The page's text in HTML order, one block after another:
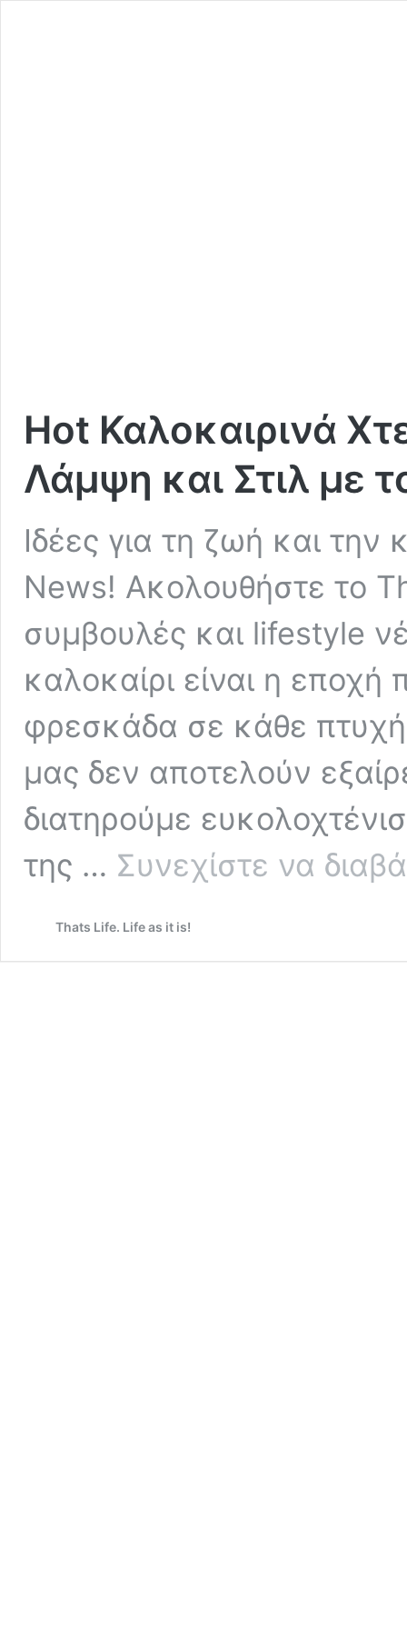
Hot Καλοκαιρινά
Λάμψη και Στιλ με
Ιδέες για τη ζωή και
News! Ακολουθήστε το
συμβουλές και lifestyle
καλοκαίρι είναι η
φρεσκάδα σε κάθε
μας δεν αποτελούν
διατηρούμε
της … Συνεχίστε να
Thats Life. Life as it is!